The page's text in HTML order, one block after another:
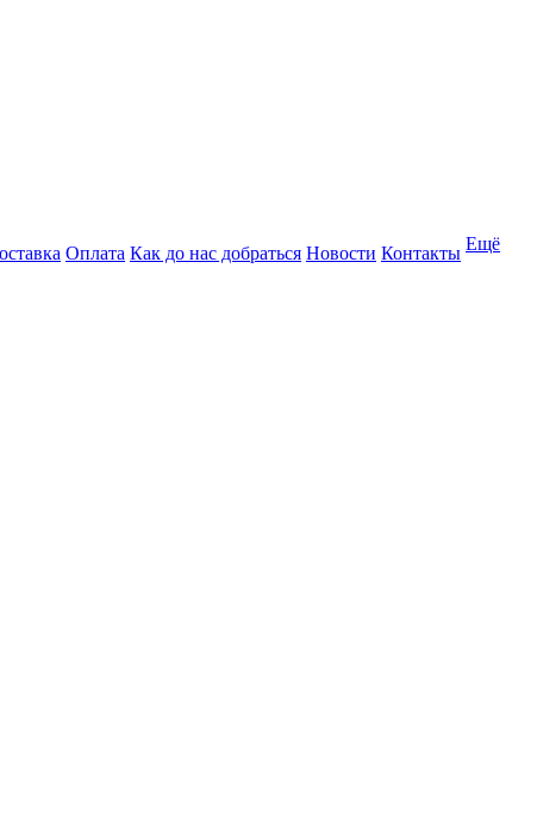
Оплата Как до нас добраться Новости Контакты Ещё